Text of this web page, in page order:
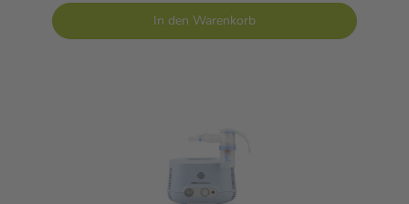
In den Warenkorb